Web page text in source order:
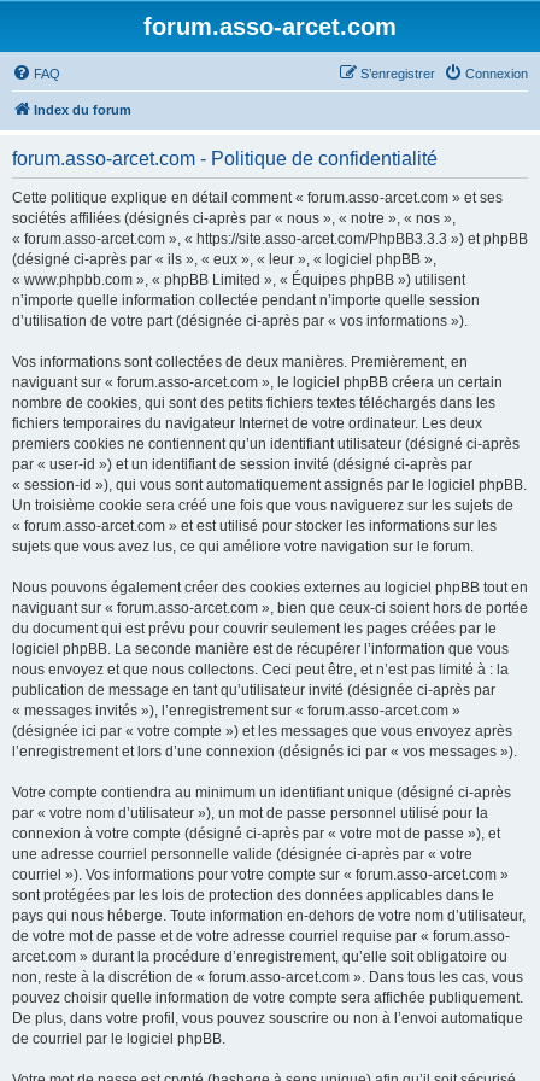
forum.asso-arcet.com
FAQ Connexion
S’enregistrer
Index du forum
forum.asso-arcet.com - Politique de confidentialité
Cette politique explique en détail comment « forum.asso-arcet.com » et ses
sociétés affiliées (désignés ci-après par « nous », « notre », « nos »,
« forum.asso-arcet.com », « https://site.asso-arcet.com/PhpBB3.3.3 ») et phpBB
(désigné ci-après par « ils », « eux », « leur », « logiciel phpBB »,
« www.phpbb.com », « phpBB Limited », « Équipes phpBB ») utilisent
n’importe quelle information collectée pendant n’importe quelle session
d’utilisation de votre part (désignée ci-après par « vos informations »).
Vos informations sont collectées de deux manières. Premièrement, en
naviguant sur « forum.asso-arcet.com », le logiciel phpBB créera un certain
nombre de cookies, qui sont des petits fichiers textes téléchargés dans les
fichiers temporaires du navigateur Internet de votre ordinateur. Les deux
premiers cookies ne contiennent qu’un identifiant utilisateur (désigné ci-après
par « user-id ») et un identifiant de session invité (désigné ci-après par
« session-id »), qui vous sont automatiquement assignés par le logiciel phpBB.
Un troisième cookie sera créé une fois que vous naviguerez sur les sujets de
« forum.asso-arcet.com » et est utilisé pour stocker les informations sur les
sujets que vous avez lus, ce qui améliore votre navigation sur le forum.
Nous pouvons également créer des cookies externes au logiciel phpBB tout en
naviguant sur « forum.asso-arcet.com », bien que ceux-ci soient hors de portée
du document qui est prévu pour couvrir seulement les pages créées par le
logiciel phpBB. La seconde manière est de récupérer l’information que vous
nous envoyez et que nous collectons. Ceci peut être, et n’est pas limité à : la
publication de message en tant qu’utilisateur invité (désignée ci-après par
« messages invités »), l’enregistrement sur « forum.asso-arcet.com »
(désignée ici par « votre compte ») et les messages que vous envoyez après
l’enregistrement et lors d’une connexion (désignés ici par « vos messages »).
Votre compte contiendra au minimum un identifiant unique (désigné ci-après
par « votre nom d’utilisateur »), un mot de passe personnel utilisé pour la
connexion à votre compte (désigné ci-après par « votre mot de passe »), et
une adresse courriel personnelle valide (désignée ci-après par « votre
courriel »). Vos informations pour votre compte sur « forum.asso-arcet.com »
sont protégées par les lois de protection des données applicables dans le
pays qui nous héberge. Toute information en-dehors de votre nom d’utilisateur,
de votre mot de passe et de votre adresse courriel requise par « forum.asso-
arcet.com » durant la procédure d’enregistrement, qu’elle soit obligatoire ou
non, reste à la discrétion de « forum.asso-arcet.com ». Dans tous les cas, vous
pouvez choisir quelle information de votre compte sera affichée publiquement.
De plus, dans votre profil, vous pouvez souscrire ou non à l’envoi automatique
de courriel par le logiciel phpBB.